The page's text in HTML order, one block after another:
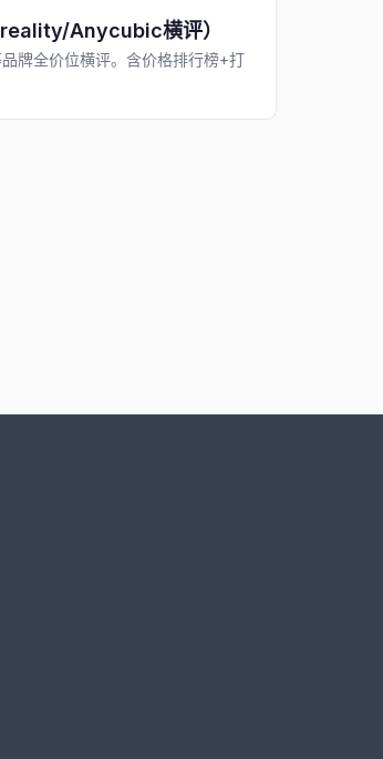
Anycubic横评）
牌全价位横评。含价格排行榜+打